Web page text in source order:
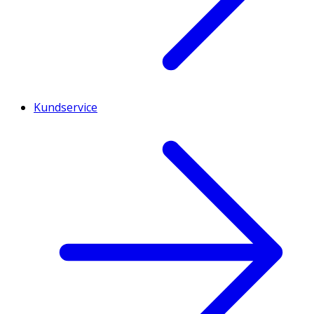
Kundservice